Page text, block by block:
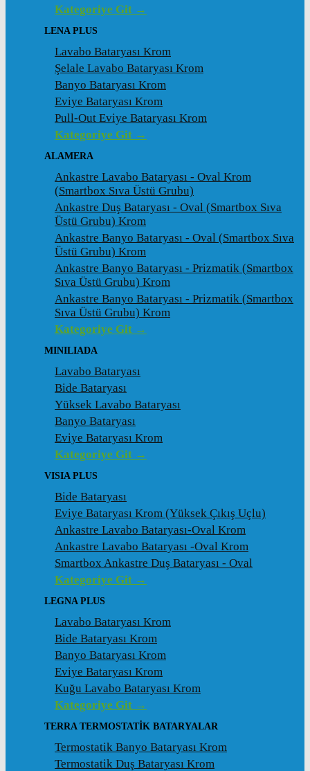
Kategoriye Git →
LENA PLUS
Lavabo Bataryası Krom
Şelale Lavabo Bataryası Krom
Banyo Bataryası Krom
Eviye Bataryası Krom
Pull-Out Eviye Bataryası Krom
Kategoriye Git →
ALAMERA
Ankastre Lavabo Bataryası - Oval Krom
(Smartbox Sıva Üstü Grubu)
Ankastre Duş Bataryası - Oval (Smartbox Sıva
Üstü Grubu) Krom
Ankastre Banyo Bataryası - Oval (Smartbox Sıva
Üstü Grubu) Krom
Ankastre Banyo Bataryası - Prizmatik (Smartbox
Sıva Üstü Grubu) Krom
Ankastre Banyo Bataryası - Prizmatik (Smartbox
Sıva Üstü Grubu) Krom
Kategoriye Git →
MINILIADA
Lavabo Bataryası
Bide Bataryası
Yüksek Lavabo Bataryası
Banyo Bataryası
Eviye Bataryası Krom
Kategoriye Git →
VISIA PLUS
Bide Bataryası
Eviye Bataryası Krom (Yüksek Çıkış Uçlu)
Ankastre Lavabo Bataryası-Oval Krom
Ankastre Lavabo Bataryası -Oval Krom
Smartbox Ankastre Duş Bataryası - Oval
Kategoriye Git →
LEGNA PLUS
Lavabo Bataryası Krom
Bide Bataryası Krom
Banyo Bataryası Krom
Eviye Bataryası Krom
Kuğu Lavabo Bataryası Krom
Kategoriye Git →
TERRA TERMOSTATİK BATARYALAR
Termostatik Banyo Bataryası Krom
Termostatik Duş Bataryası Krom